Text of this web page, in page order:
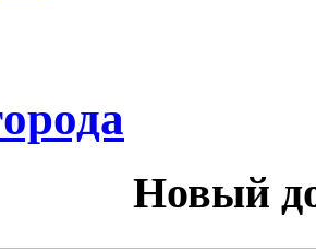
Новый